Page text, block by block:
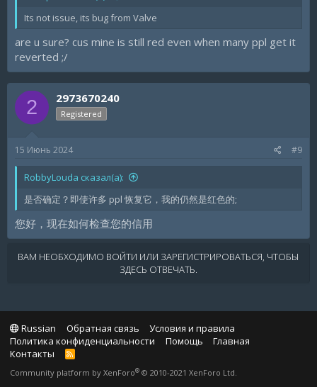
Its not issue, its bug from Valve
are u sure? cus mine is still red even when many ppl get it
reverted ;/
2 2973670240
Registered
15 Июнь 2024 #9
RobbyLouda сказал(а):
是否确定？即使许多 ppl 恢复它，我的仍然是红色的;
您好，现在如何检查您的信用
ВАМ НЕОБХОДИМО ВОЙТИ ИЛИ ЗАРЕГИСТРИРОВАТЬСЯ, ЧТОБЫ
ЗДЕСЬ ОТВЕЧАТЬ.
Russian Обратная связь
Условия и правила
Политика конфиденциальности
Помощь
Главная
Контакты
R
S
Community platform by XenForo® © 2010-2021 XenForo Ltd.